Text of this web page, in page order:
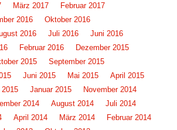
März 2017
Februar 2017
2016
Oktober 2016
2016 Juli 2016
Juni 2016
Februar 2016
Dezember 2015
2015
September 2015
Juni 2015 Mai 2015
April 2015
2015 Januar 2015
November 2014
2014 August 2014
Juli 2014
April 2014 März 2014
Februar 2014